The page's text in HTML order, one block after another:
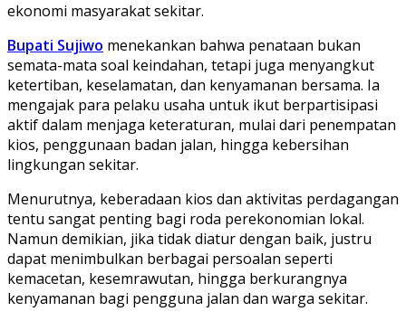
ekonomi masyarakat sekitar.
Bupati Sujiwo menekankan bahwa penataan bukan
semata-mata soal keindahan, tetapi juga menyangkut
ketertiban, keselamatan, dan kenyamanan bersama. Ia
mengajak para pelaku usaha untuk ikut berpartisipasi
aktif dalam menjaga keteraturan, mulai dari penempatan
kios, penggunaan badan jalan, hingga kebersihan
lingkungan sekitar.
Menurutnya, keberadaan kios dan aktivitas perdagangan
tentu sangat penting bagi roda perekonomian lokal.
Namun demikian, jika tidak diatur dengan baik, justru
dapat menimbulkan berbagai persoalan seperti
kemacetan, kesemrawutan, hingga berkurangnya
kenyamanan bagi pengguna jalan dan warga sekitar.